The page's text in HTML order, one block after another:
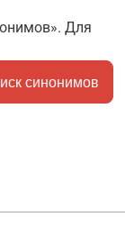
Для
синонимов